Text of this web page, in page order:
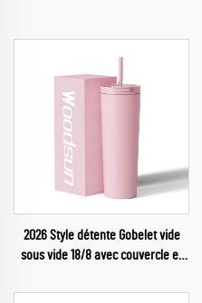
2026 Style détente Gobelet vide
sous vide 18/8 avec couvercle et